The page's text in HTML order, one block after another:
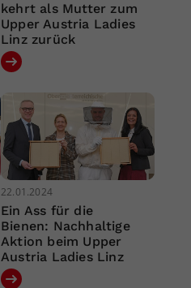
kehrt als Mutter zum
Upper Austria Ladies
Linz zurück
22.01.2024
Ein Ass für die
Bienen: Nachhaltige
Aktion beim Upper
Austria Ladies Linz